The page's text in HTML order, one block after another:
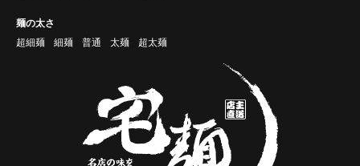
麺の太さ
超細麺
細麺 普通 太麺 超太麺